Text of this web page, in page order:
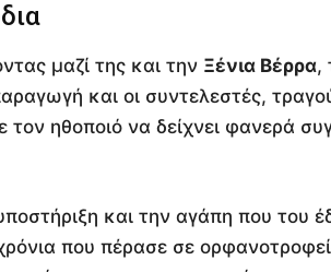
μαζί της και την Ξένια Βέρρα,
και οι συντελεστές,
ηθοποιό να δείχνει φανερά
και την αγάπη που του
που πέρασε σε